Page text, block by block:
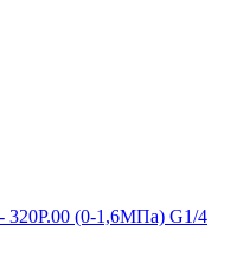
(0-1,6МПа) G1/4